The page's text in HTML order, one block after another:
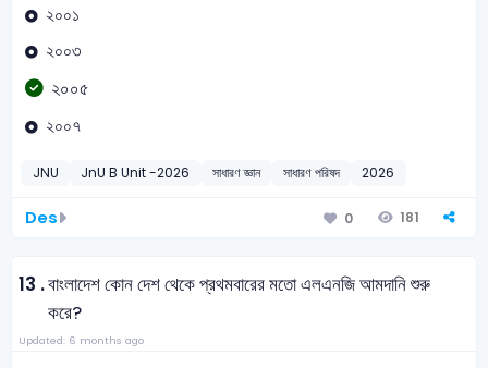
২০০১
২০০৩
২০০৫
২০০৭
JNU JnU B Unit -2026 সাধারণ জ্ঞান সাধারণ পরিষদ 2026
Des 0 181
13 .বাংলাদেশ কোন দেশ থেকে প্রথমবারের মতো এলএনজি আমদানি শুরু
করে?
Updated: 6 months ago